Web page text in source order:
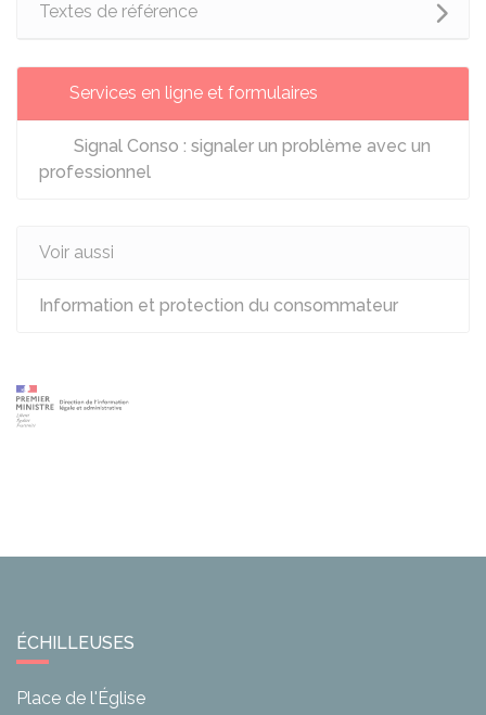
Textes de référence
Services en ligne et formulaires
Signal Conso : signaler un problème avec un
professionnel
Voir aussi
Information et protection du consommateur
ÉCHILLEUSES
Place de l'Église